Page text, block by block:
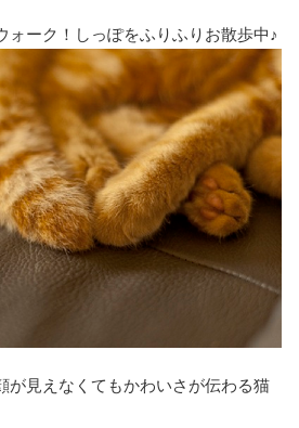
ォーク！しっぽをふりふりお散歩中♪
が見えなくてもかわいさが伝わる猫